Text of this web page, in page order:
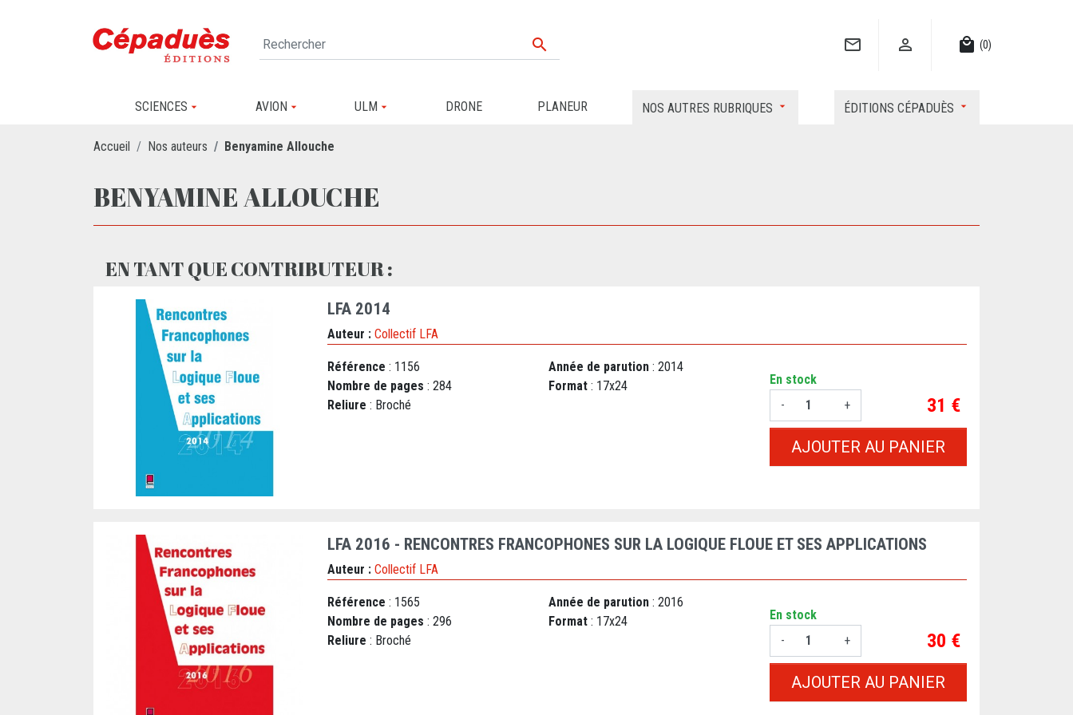
   local_mall (0)
SCIENCES AVION ULM DRONE PLANEUR NOS AUTRES RUBRIQUES ÉDITIONS CÉPADUÈS
Accueil Nos auteurs Benyamine Allouche
BENYAMINE ALLOUCHE
EN TANT QUE CONTRIBUTEUR :
LFA 2014
Auteur : Collectif LFA
Référence : 1156 Année de parution : 2014
Nombre de pages : 284 Format : 17x24
Reliure : Broché
En stock
-
+ Prix
31 €
AJOUTER AU PANIER
LFA 2016 - RENCONTRES FRANCOPHONES SUR LA LOGIQUE FLOUE ET SES APPLICATIONS
Auteur : Collectif LFA
Référence : 1565 Année de parution : 2016
Nombre de pages : 296 Format : 17x24
Reliure : Broché
En stock
-
+ Prix
30 €
AJOUTER AU PANIER